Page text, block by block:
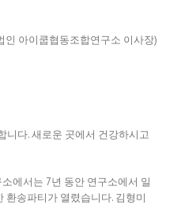
인 아이쿱협동조합연구소 이사장)
니다. 새로운 곳에서 건강하시고
에서는 7년 동안 연구소에서 일
환송파티가 열렸습니다. 김형미